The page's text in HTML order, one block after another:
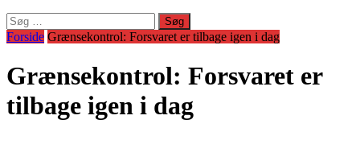
Søg
efter:
Forside Grænsekontrol: Forsvaret er tilbage igen i dag
Grænsekontrol: Forsvaret er
tilbage igen i dag